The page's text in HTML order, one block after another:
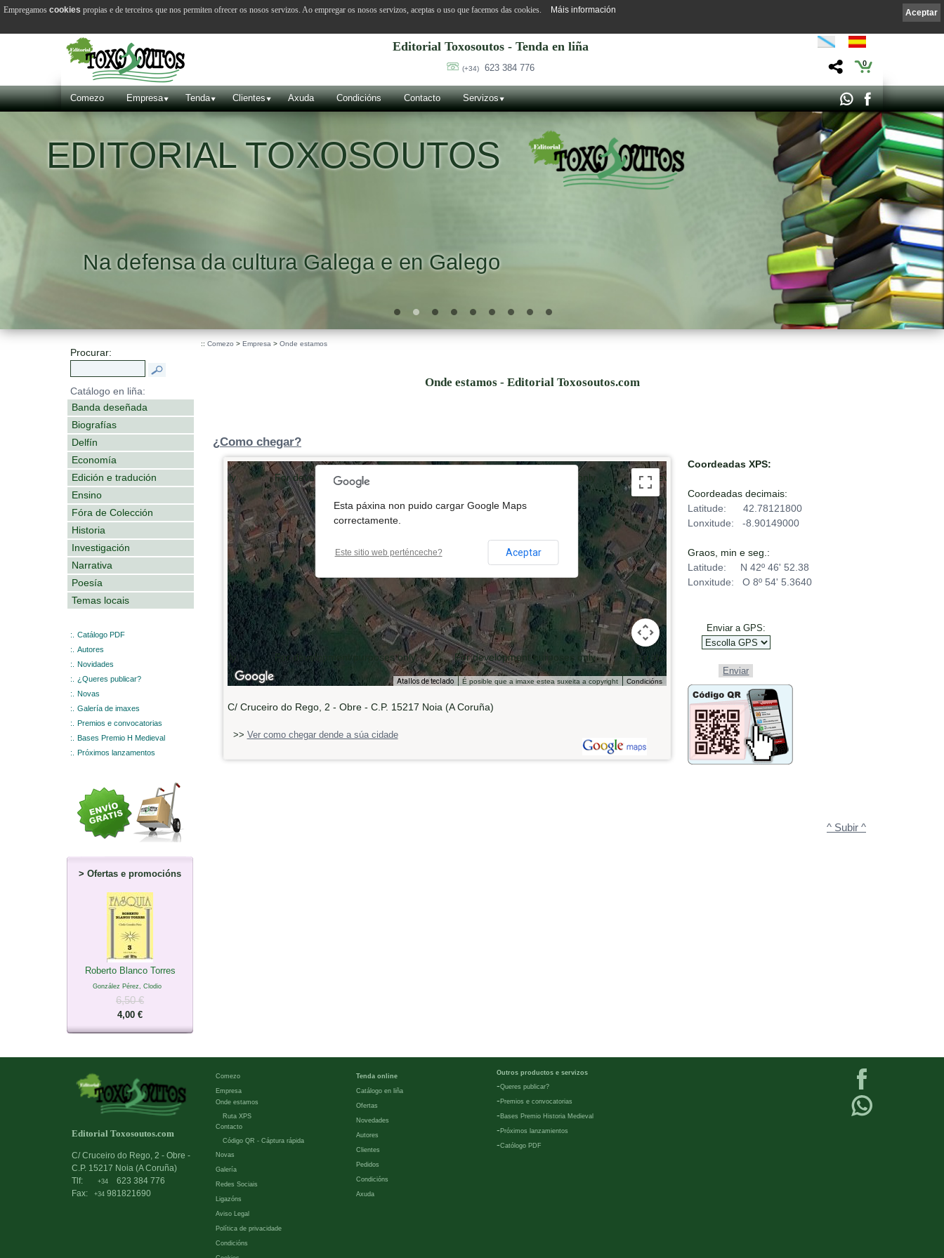
Editorial Toxosoutos - Tenda en liña
(+34) 623 384 776 0
Comezo Empresa Tenda Clientes Axuda Condicións Contacto Servizos
EDITORIAL TOXOSOUTOS
Na defensa da cultura Galega e en Galego
Procurar:
Catálogo en liña:
Banda deseñada
Biografías
Delfín
Economía
Edición e tradución
Ensino
Fóra de Colección
Historia
Investigación
Narrativa
Poesía
Temas locais
:.
Catálogo PDF
:.
Autores
:.
Novidades
:.
¿Queres publicar?
:.
Novas
:.
Galería de imaxes
:.
Premios e convocatorias
:.
Bases Premio H Medieval
:.
Próximos lanzamentos
> Ofertas e promocións
Roberto Blanco Torres
González Pérez, Clodio
6,50 €
4,00 €
:: Comezo > Empresa > Onde estamos
Onde estamos - Editorial Toxosoutos.com
¿Como chegar?
For development purposes only For development purposes only
For development purposes only
For development purposes only
For development purposes only
For development purposes only
For development purposes only
For development purposes only
Atallos de teclado É posible que a imaxe estea suxeita a copyright Condicións
Esta páxina non puido cargar Google Maps
correctamente.
Este sitio web perténceche? Aceptar
C/ Cruceiro do Rego, 2 - Obre - C.P. 15217 Noia (A Coruña)
>> Ver como chegar dende a súa cidade
Coordeadas XPS:
Coordeadas decimais:
Latitude: 42.78121800
Lonxitude: -8.90149000
Graos, min e seg.:
Latitude: N 42º 46' 52.38
Lonxitude: O 8º 54' 5.3640
Enviar a GPS:
Enviar
^ Subir ^
Editorial Toxosoutos.com
C/ Cruceiro do Rego, 2 - Obre -
C.P. 15217 Noia (A Coruña)
Tlf:
+34
623 384 776
Fax:
+34 981821690
Comezo
Empresa
Onde estamos
Ruta XPS
Contacto
Código QR - Cáptura rápida
Novas
Galería
Redes Sociais
Ligazóns
Aviso Legal
Política de privacidade
Condicións
Tenda online
Catálogo en liña
Ofertas
Novedades
Autores
Clientes
Pedidos
Condicións
Axuda
Outros productos e servizos
-Queres publicar?
- Premios e convocatorias
- Bases Premio Historia Medieval
- Próximos lanzamientos
-Católogo PDF
Aceptar
Empregamos cookies propias e de terceiros que nos permiten ofrecer os nosos servizos. Ao empregar os nosos servizos, aceptas o uso que facemos das cookies. Máis información